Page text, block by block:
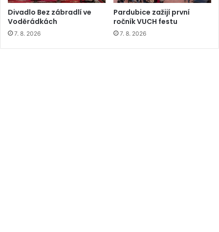
Divadlo Bez zábradlí ve
Voděrádkách
7. 8. 2026
Pardubice zažijí první
ročník VUCH festu
7. 8. 2026